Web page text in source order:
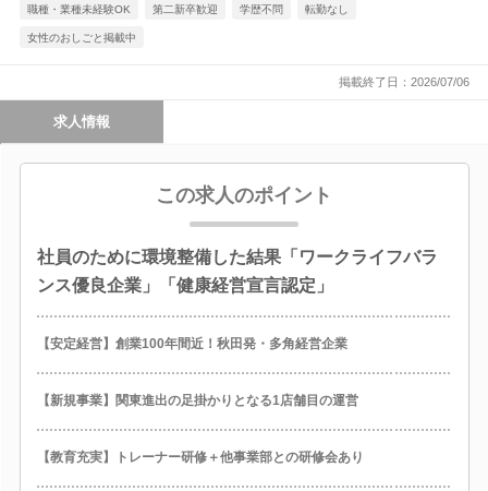
職種・業種未経験OK 第二新卒歓迎 学歴不問 転勤なし
女性のおしごと掲載中
掲載終了日：2026/07/06
求人情報
この求人のポイント
社員のために環境整備した結果「ワークライフバラ
ンス優良企業」「健康経営宣言認定」
【安定経営】創業100年間近！秋田発・多角経営企業
【新規事業】関東進出の足掛かりとなる1店舗目の運営
【教育充実】トレーナー研修＋他事業部との研修会あり